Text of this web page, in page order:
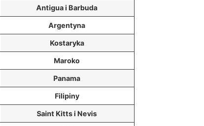
Antigua i Barbuda
Argentyna
Kostaryka
Maroko
Panama
Filipiny
Saint Kitts i Nevis